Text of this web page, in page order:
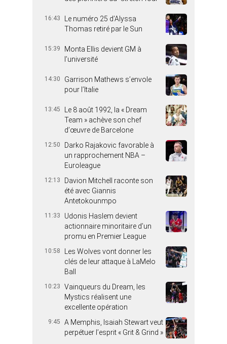
16:43
Le numéro 25 d’Alyssa
Thomas retiré par le Sun
15:39
Monta Ellis devient GM à
l’université
14:30
Garrison Mathews s’envole
pour l’Italie
13:45
Le 8 août 1992, la « Dream
Team » achève son chef
d’œuvre de Barcelone
12:50
Darko Rajakovic favorable à
un rapprochement NBA –
Euroleague
12:13
Davion Mitchell raconte son
été avec Giannis
Antetokounmpo
11:33
Udonis Haslem devient
actionnaire minoritaire d’un
promu en Premier League
10:58
Les Wolves vont donner les
clés de leur attaque à LaMelo
Ball
10:23
Vainqueurs du Dream, les
Mystics réalisent une
excellente opération
9:45
A Memphis, Isaiah Stewart veut
perpétuer l’esprit « Grit & Grind »